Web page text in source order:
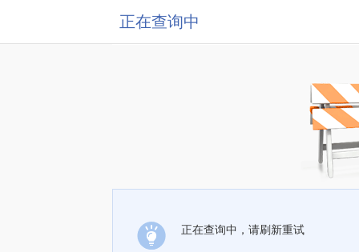
正在查询中
正在查询中，请刷新重试